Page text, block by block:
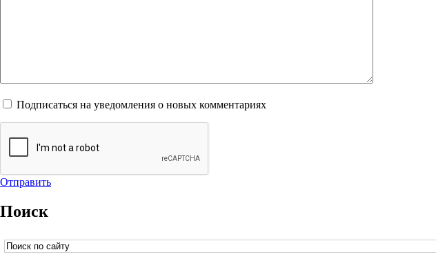
Подписаться на уведомления о новых комментариях
Отправить
Поиск